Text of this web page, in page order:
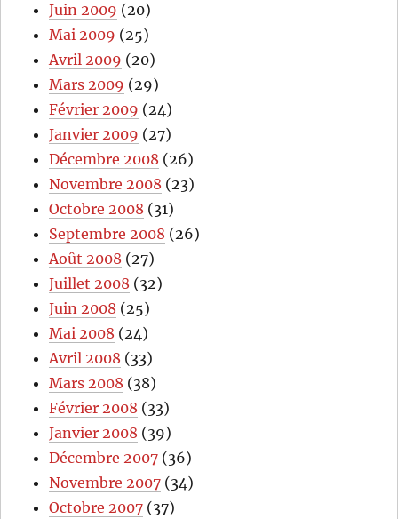
Juin 2009 (20)
Mai 2009 (25)
Avril 2009 (20)
Mars 2009 (29)
Février 2009 (24)
Janvier 2009 (27)
Décembre 2008 (26)
Novembre 2008 (23)
Octobre 2008 (31)
Septembre 2008 (26)
Août 2008 (27)
Juillet 2008 (32)
Juin 2008 (25)
Mai 2008 (24)
Avril 2008 (33)
Mars 2008 (38)
Février 2008 (33)
Janvier 2008 (39)
Décembre 2007 (36)
Novembre 2007 (34)
Octobre 2007 (37)